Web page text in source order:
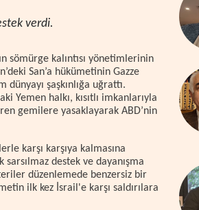
verdi.
sömürge kalıntısı yönetimlerinin
San’a hükümetinin Gazze
şaşkınlığa uğrattı.
Yemen halkı, kısıtlı imkanlarıyla
gemilere yasaklayarak ABD’nin
karşı karşıya kalmasına
destek ve dayanışma
düzenlemede benzersiz bir
ilk kez İsrail'e karşı saldırılara